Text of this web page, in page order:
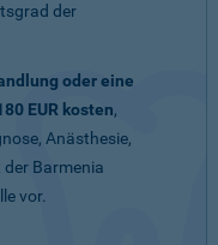
der
oder eine
EUR kosten,
Anästhesie,
Barmenia
vor.